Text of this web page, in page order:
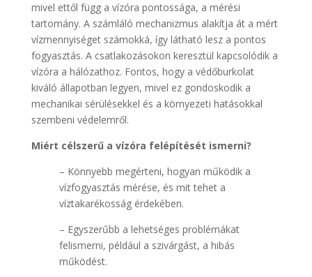
mivel ettől függ a vízóra pontossága, a mérési
tartomány. A számláló mechanizmus alakítja át a mért
vízmennyiséget számokká, így látható lesz a pontos
fogyasztás. A csatlakozásokon keresztül kapcsolódik a
vízóra a hálózathoz. Fontos, hogy a védőburkolat
kiváló állapotban legyen, mivel ez gondoskodik a
mechanikai sérülésekkel és a környezeti hatásokkal
szembeni védelemről.
Miért célszerű a vízóra felépítését ismerni?
– Könnyebb megérteni, hogyan működik a
vízfogyasztás mérése, és mit tehet a
víztakarékosság érdekében.
– Egyszerűbb a lehetséges problémákat
felismerni, például a szivárgást, a hibás
működést.